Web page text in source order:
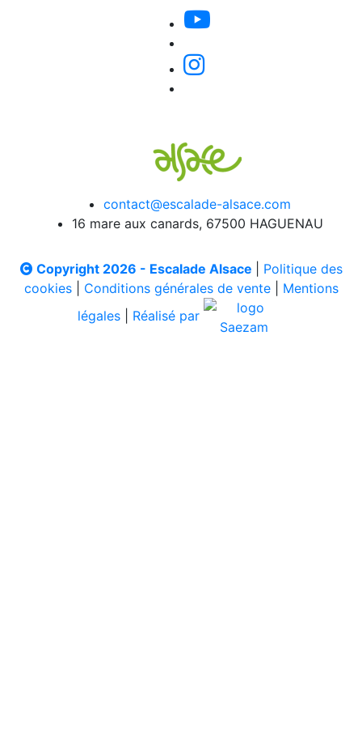
contact@escalade-alsace.com
16 mare aux canards, 67500 HAGUENAU
Copyright 2026 - Escalade Alsace
Politique des
cookies| Conditions générales de vente| Mentions
légales
Réalisé par